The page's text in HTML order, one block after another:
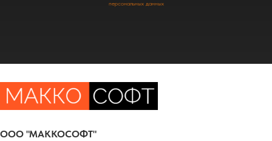
персональных данных
ООО "МАККОСОФТ"